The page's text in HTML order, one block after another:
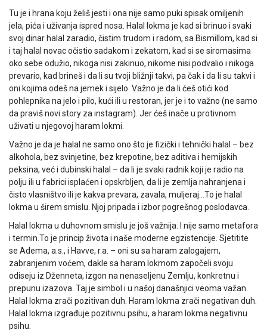
Tu je i hrana koju želiš jesti i ona nije samo puki spisak omiljenih
jela, pića i uživanja ispred nosa. Halal lokma je kad si brinuo i svaki
svoj dinar halal zaradio, čistim trudom i radom, sa Bismillom, kad si
i taj halal novac očistio sadakom i zekatom, kad si se siromasima
oko sebe odužio, nikoga nisi zakinuo, nikome nisi podvalio i nikoga
prevario, kad brineš i da li su tvoji bližnji takvi, pa čak i da li su takvi i
oni kojima odeš na jemek i sijelo. Važno je da li ćeš otići kod
pohlepnika na jelo i pilo, kući ili u restoran, jer je i to važno (ne samo
da praviš novi story za instagram). Jer ćeš inače u protivnom
uživati u njegovoj haram lokmi.
Važno je da je halal ne samo ono što je fizički i tehnički halal – bez
alkohola, bez svinjetine, bez krepotine, bez aditiva i hemijskih
peksina, već i dubinski halal – da li je svaki radnik koji je radio na
polju ili u fabrici isplaćen i opskrbljen, da li je zemlja nahranjena i
čisto vlasništvo ili je kakva prevara, zavala, muljeraj…To je halal
lokma u širem smislu. Njoj pripada i izbor pogrešnog poslodavca.
Halal lokma u duhovnom smislu je još važnija. I nije samo metafora
i termin.To je princip života i naše moderne egzistencije. Sjetitite
se Adema, a.s., i Havve, r.a. – oni su sa haram zalogajem,
zabranjenim voćem, dakle sa haram lokmom započeli svoju
odiseju iz Dženneta, izgon na nenaseljenu Zemlju, konkretnu i
prepunu izazova. Taj je simbol i u našoj današnjici veoma važan.
Halal lokma zrači pozitivan duh. Haram lokma zrači negativan duh.
Halal lokma izgrađuje pozitivnu psihu, a haram lokma negativnu
psihu.